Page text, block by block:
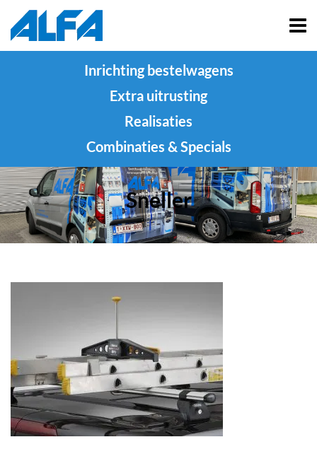
Inrichting bestelwagens
Extra uitrusting
Realisaties
Combinaties & Specials
Sneller